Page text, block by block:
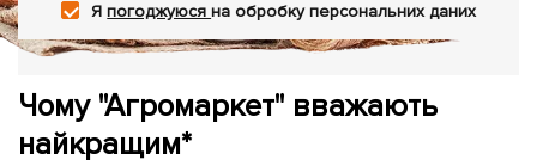
Япогоджуюсяна обробку персональних даних
Чому "Агромаркет" вважають
найкращим*